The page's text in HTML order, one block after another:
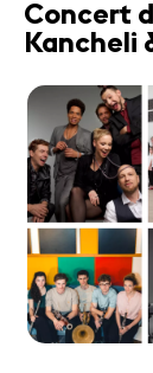
Concert
Kancheli